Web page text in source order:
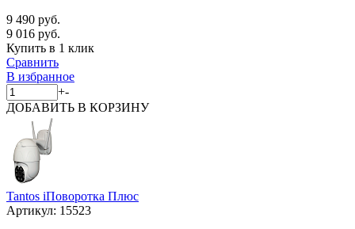
9 490 руб.
9 016 руб.
Купить в 1 клик
Сравнить
В избранное
+-
ДОБАВИТЬ В КОРЗИНУ
Tantos iПоворотка Плюс
Артикул: 15523